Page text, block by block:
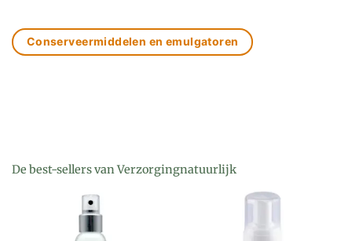
Conserveermiddelen en emulgatoren
De best-sellers van Verzorgingnatuurlijk